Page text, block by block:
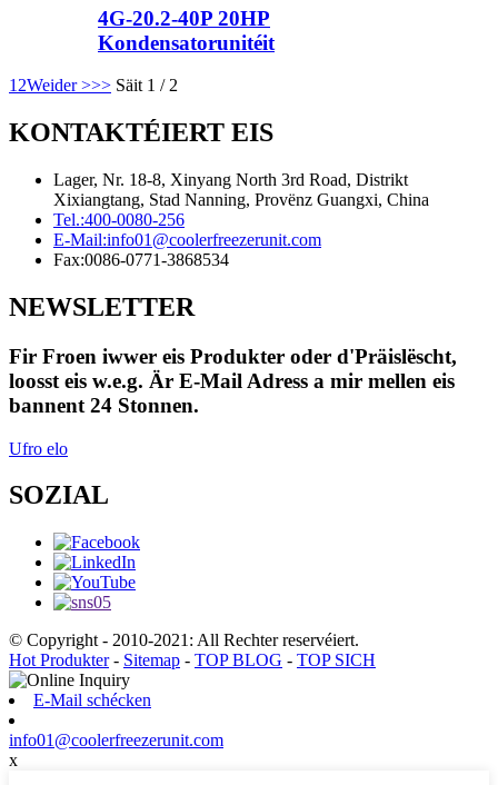
4G-20.2-40P 20HP
Kondensatorunitéit
1 2Weider >>> Säit 1 / 2
KONTAKTÉIERT EIS
Lager, Nr. 18-8, Xinyang North 3rd Road, Distrikt
Xixiangtang, Stad Nanning, Provënz Guangxi, China
Tel.:400-0080-256
E-Mail:info01@coolerfreezerunit.com
Fax:0086-0771-3868534
NEWSLETTER
Fir Froen iwwer eis Produkter oder d'Präislëscht,
loosst eis w.e.g. Är E-Mail Adress a mir mellen eis
bannent 24 Stonnen.
Ufro elo
SOZIAL
© Copyright - 2010-2021: All Rechter reservéiert.
Hot Produkter- Sitemap - TOP BLOG - TOP SICH
E-Mail schécken
info01@coolerfreezerunit.com
x